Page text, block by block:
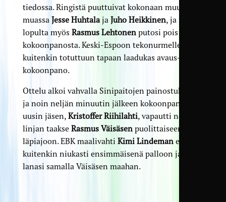
tiedossa. Ringistä puuttuivat kokonaan muun
muassa Jesse Huhtalaja Juho Heikkinen, ja
lopulta myös Rasmus Lehtonenputosi pois
kokoonpanosta. Keski-Espoon tekonurmelle asteli
kuitenkin totuttuun tapaan laadukas avaus­
kokoonpano.
Ottelu alkoi vahvalla Sinipaitojen painostuksella,
ja noin neljän minuutin jälkeen kokoonpanon
uusin jäsen, Kristoffer Riihilahti, vapautti nostolla
linjan taakse Rasmus Väisäsenpuolittaiseen
läpiajoon. EBK maalivahti Kimi Lindemanehti
kuitenkin niukasti ensimmäisenä palloon ja
lanasi samalla Väisäsen maahan.